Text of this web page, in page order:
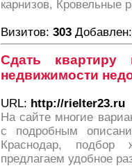
карнизов, Кровельные
Визитов: 303 Добавлен:
Сдать квартиру
недвижимости
URL: http://rielter23.ru
На сайте многие
с подробным
Краснодар, подбор
предлагаем удобное